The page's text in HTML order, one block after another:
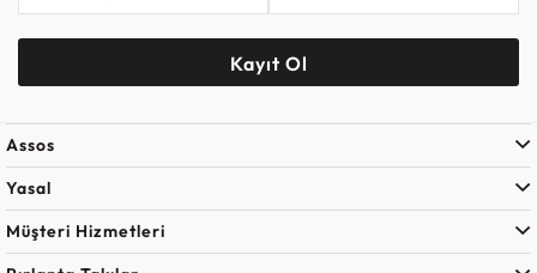
Kayıt Ol
Assos
Yasal
Müşteri Hizmetleri